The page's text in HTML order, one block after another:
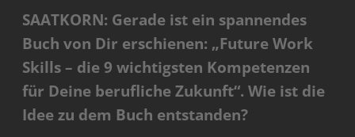
SAATKORN: Gerade ist ein spannendes
Buch von Dir erschienen: „Future Work
Skills – die 9 wichtigsten Kompetenzen
für Deine berufliche Zukunft“. Wie ist die
Idee zu dem Buch entstanden?